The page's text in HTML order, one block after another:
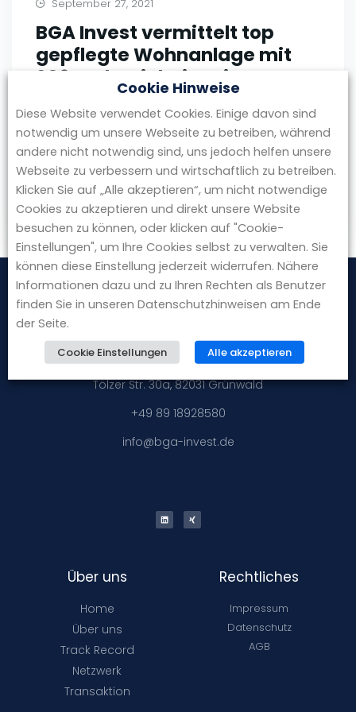
September 27, 2021
BGA Invest vermittelt top
gepflegte Wohnanlage mit
206 Wohneinheiten in
Grünwald bei München, 27.09.2021 ca. 9.600
m² Wohnfläche Vermietungsstand von 89 %
gefragte Lage in Universitätsnähe
by redaktion
BGA Invest GmbH
Tölzer Str. 30a, 82031 Grünwald
+49 89 18928580
info@bga-invest.de
Über uns
Home
Über uns
Track Record
Netzwerk
Transaktion
Rechtliches
Impressum
Datenschutz
AGB
Cookie Hinweise
Diese Website verwendet Cookies. Einige davon sind
notwendig um unsere Webseite zu betreiben, während
andere nicht notwendig sind, uns jedoch helfen unsere
Webseite zu verbessern und wirtschaftlich zu betreiben.
Klicken Sie auf „Alle akzeptieren“, um nicht notwendige
Cookies zu akzeptieren und direkt unsere Website
besuchen zu können, oder klicken auf "Cookie-
Einstellungen", um Ihre Cookies selbst zu verwalten. Sie
können diese Einstellung jederzeit widerrufen. Nähere
Informationen dazu und zu Ihren Rechten als Benutzer
finden Sie in unseren Datenschutzhinweisen am Ende
der Seite.
Cookie Einstellungen Alle akzeptieren